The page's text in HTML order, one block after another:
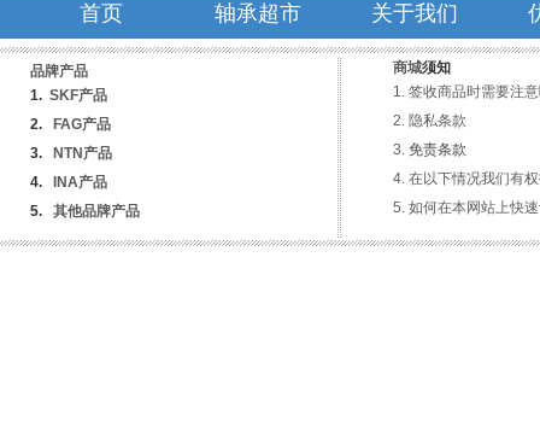
首页 轴承超市 关于我们
商城须知
签收商品时需要注
隐私条款
免责条款
在以下情况我们有
如何在本网站上快
品牌产品
1. SKF产品
2.
FAG产品
3.
NTN产品
4.
INA产品
5. 其他品牌产品